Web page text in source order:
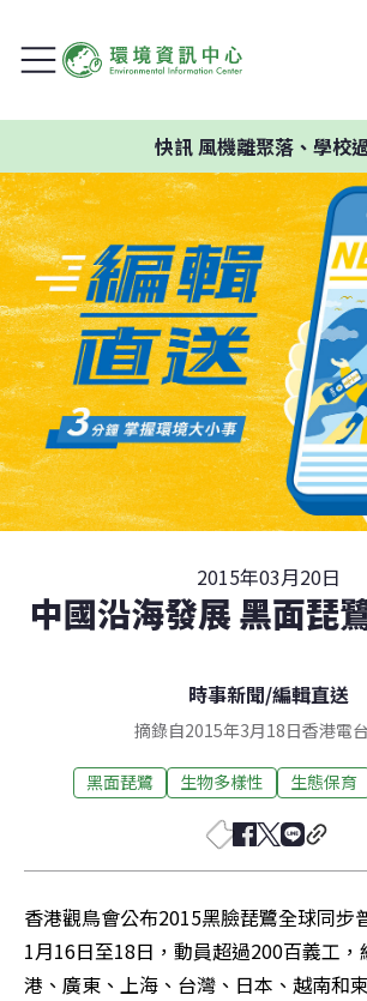
快訊風機離聚落、學校過
2015年03月20日
中國沿海發展 黑面琵
時事新聞/編輯直送
摘錄自2015年3月18日香港電
黑面琵鷺 生物多樣性 生態保育
香港觀鳥會公布2015黑臉琵鷺全球同步
1月16日至18日，動員超過200百義工
港、廣東、上海、台灣、日本、越南和